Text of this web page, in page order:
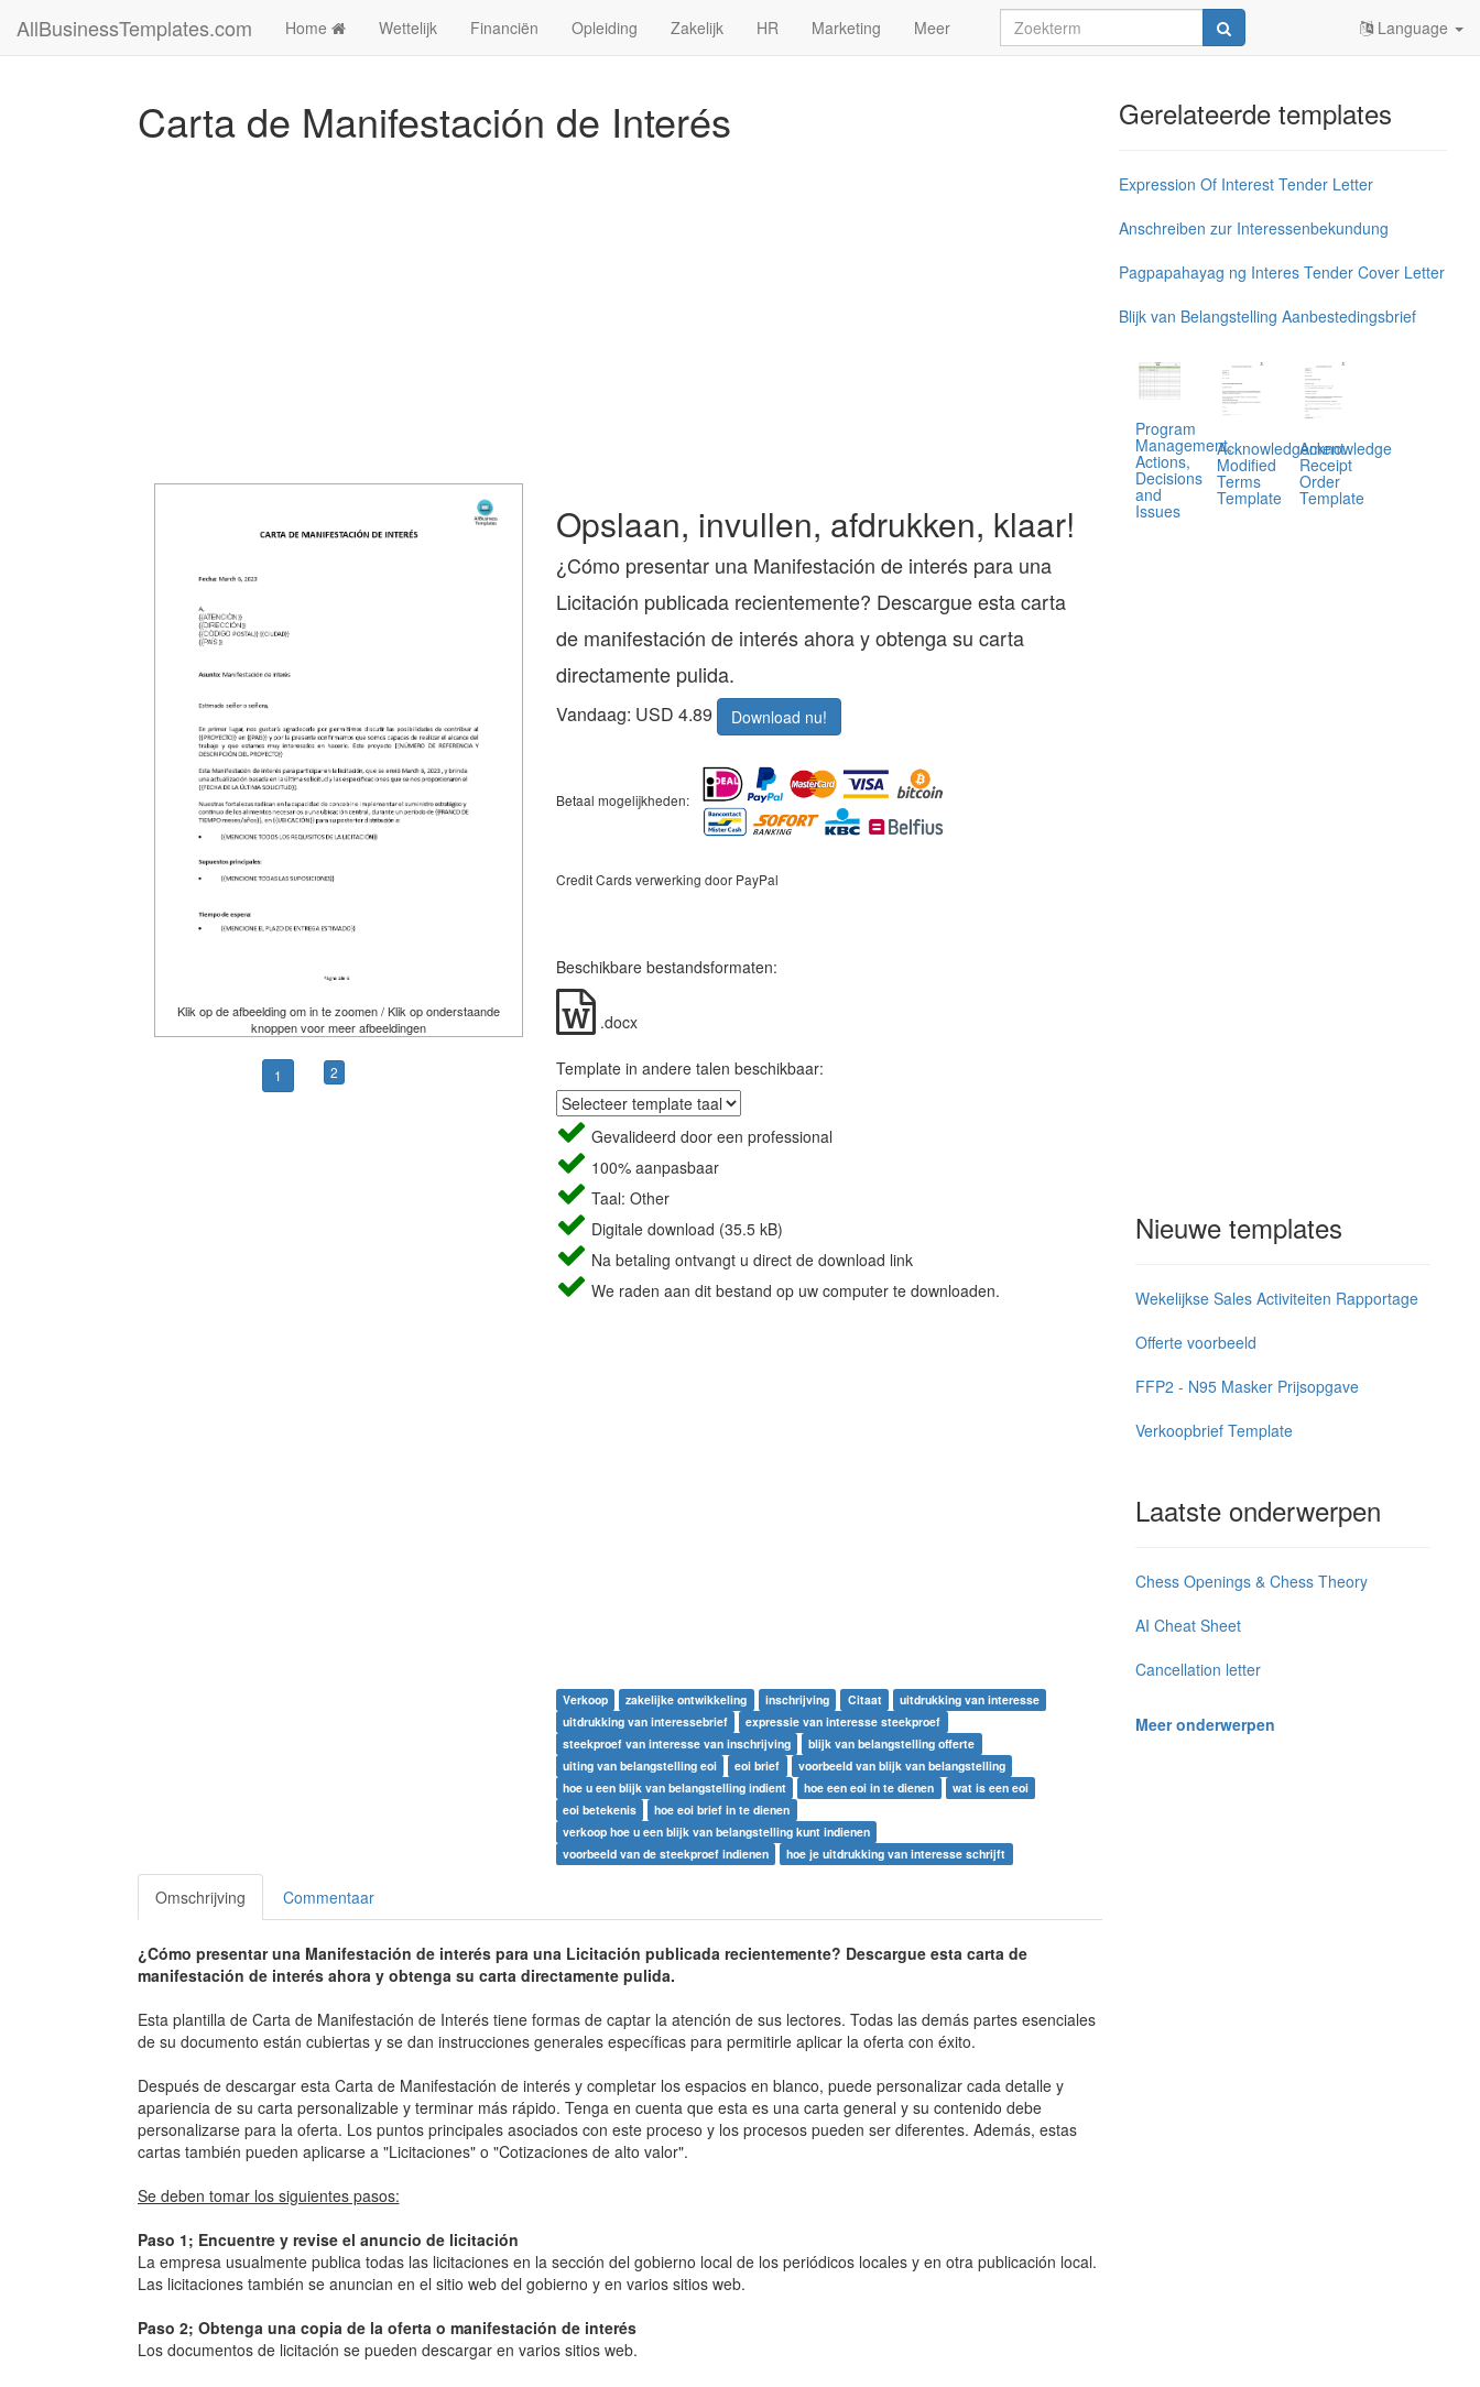
AllBusinessTemplates.com Home Wettelijk Financiën Opleiding Zakelijk HR Marketing Meer Language
Carta de Manifestación de Interés
Klik op de afbeelding om in te zoomen / Klik op onderstaande
knoppen voor meer afbeeldingen
1 2
Opslaan, invullen, afdrukken, klaar!
¿Cómo presentar una Manifestación de interés para una
Licitación publicada recientemente? Descargue esta carta
de manifestación de interés ahora y obtenga su carta
directamente pulida.
Vandaag: USD 4.89 Download nu!
Betaal mogelijkheden:
Credit Cards verwerking door PayPal
Beschikbare bestandsformaten:
.docx
Template in andere talen beschikbaar:
Gevalideerd door een professional
100% aanpasbaar
Taal: Other
Digitale download (35.5 kB)
Na betaling ontvangt u direct de download link
We raden aan dit bestand op uw computer te downloaden.
Verkoop zakelijke ontwikkeling inschrijving Citaat
uitdrukking van interesse
uitdrukking van interessebrief
expressie van interesse steekproef
steekproef van interesse van inschrijving
blijk van belangstelling offerte
uiting van belangstelling eoi
eoi brief
voorbeeld van blijk van belangstelling
hoe u een blijk van belangstelling indient
hoe een eoi in te dienen
wat is een eoi
eoi betekenis
hoe eoi brief in te dienen
verkoop hoe u een blijk van belangstelling kunt indienen
voorbeeld van de steekproef indienen
hoe je uitdrukking van interesse schrijft
Omschrijving Commentaar
¿Cómo presentar una Manifestación de interés para una Licitación publicada recientemente? Descargue esta carta de
manifestación de interés ahora y obtenga su carta directamente pulida.
Esta plantilla de Carta de Manifestación de Interés tiene formas de captar la atención de sus lectores. Todas las demás partes esenciales
de su documento están cubiertas y se dan instrucciones generales específicas para permitirle aplicar la oferta con éxito.
Después de descargar esta Carta de Manifestación de interés y completar los espacios en blanco, puede personalizar cada detalle y
apariencia de su carta personalizable y terminar más rápido. Tenga en cuenta que esta es una carta general y su contenido debe
personalizarse para la oferta. Los puntos principales asociados con este proceso y los procesos pueden ser diferentes. Además, estas
cartas también pueden aplicarse a "Licitaciones" o "Cotizaciones de alto valor".
Se deben tomar los siguientes pasos:
Paso 1; Encuentre y revise el anuncio de licitación
La empresa usualmente publica todas las licitaciones en la sección del gobierno local de los periódicos locales y en otra publicación local.
Las licitaciones también se anuncian en el sitio web del gobierno y en varios sitios web.
Paso 2; Obtenga una copia de la oferta o manifestación de interés
Los documentos de licitación se pueden descargar en varios sitios web.
Gerelateerde templates
Expression Of Interest Tender Letter
Anschreiben zur Interessenbekundung
Pagpapahayag ng Interes Tender Cover Letter
Blijk van Belangstelling Aanbestedingsbrief
Program
Management,
Actions,
Decisions
and
Issues
Acknowledgement
Modified
Terms
Template
Acknowledge
Receipt
Order
Template
Nieuwe templates
Wekelijkse Sales Activiteiten Rapportage
Offerte voorbeeld
FFP2 - N95 Masker Prijsopgave
Verkoopbrief Template
Laatste onderwerpen
Chess Openings & Chess Theory
AI Cheat Sheet
Cancellation letter
Meer onderwerpen